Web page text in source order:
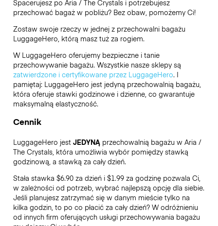
Spacerujesz po Aria / The Crystals i potrzebujesz
przechować bagaż w pobliżu? Bez obaw, pomożemy Ci!
Zostaw swoje rzeczy w jednej z przechowalni bagażu
LuggageHero, którą masz tuż za rogiem.
W LuggageHero oferujemy bezpieczne i tanie
przechowywanie bagażu. Wszystkie nasze sklepy są
zatwierdzone i certyfikowane przez LuggageHero. I
pamiętaj: LuggageHero jest jedyną przechowalnią bagażu,
która oferuje stawki godzinowe i dzienne, co gwarantuje
maksymalną elastyczność.
Cennik
LuggageHero jest JEDYNĄprzechowalnią bagażu w Aria /
The Crystals, która umożliwia wybór pomiędzy stawką
godzinową, a stawką za cały dzień.
Stała stawka $6.90 za dzień i $1.99 za godzinę pozwala Ci,
w zależności od potrzeb, wybrać najlepszą opcję dla siebie.
Jeśli planujesz zatrzymać się w danym mieście tylko na
kilka godzin, to po co płacić za cały dzień? W odróżnieniu
od innych firm oferujących usługi przechowywania bagażu